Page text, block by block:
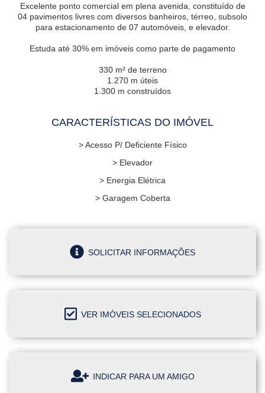
Excelente ponto comercial em plena avenida, constituído de
04 pavimentos livres com diversos banheiros, térreo, subsolo
para estacionamento de 07 automóveis, e elevador.
Estuda até 30% em imóveis como parte de pagamento
330 m² de terreno
1.270 m úteis
1.300 m construídos
CARACTERÍSTICAS DO IMÓVEL
> Acesso P/ Deficiente Físico
> Elevador
> Energia Elétrica
> Garagem Coberta
SOLICITAR INFORMAÇÕES
VER IMÓVEIS SELECIONADOS
INDICAR PARA UM AMIGO